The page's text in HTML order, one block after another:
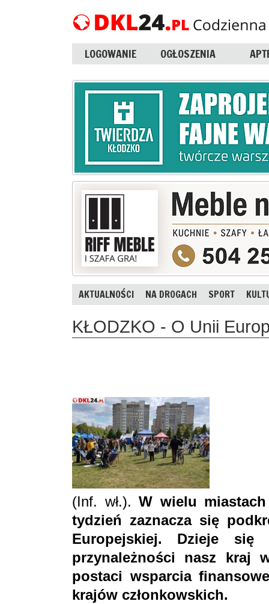
LOGOWANIE OGŁOSZENIA
AKTUALNOŚCI NA DROGACH SPORT
KŁODZKO - O Unii
(Inf. wł.).W wielu
tydzień zaznacza się
Europejskiej. Dzieje
przynależności nasz kraj
postaci wsparcia
krajów członkowskich.